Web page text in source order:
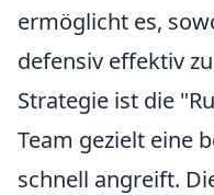
ermöglicht es,
defensiv effektiv
Strategie ist die
Team gezielt eine
schnell angreift.